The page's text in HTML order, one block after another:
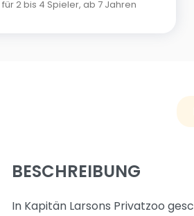
für 2 bis 4 Spieler, ab 7 Jahren
BESCHREIBUNG
In Kapitän Larsons Privatzoo